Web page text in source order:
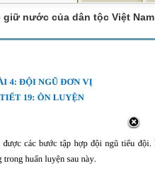
nước của dân tộc Việt Nam